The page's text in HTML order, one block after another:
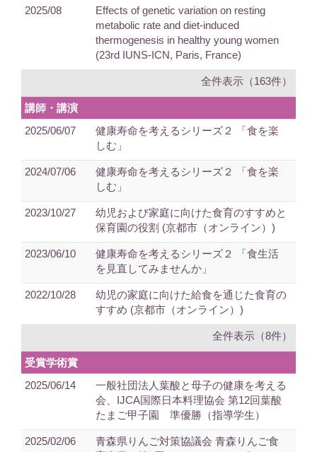
2025/08
Effects of genetic variation on resting
metabolic rate and diet-induced
thermogenesis in healthy young women
(23rd IUNS-ICN, Paris, France)
全件表示（163件）
講師・講演
2025/06/07
健康寿命を考えるシリーズ２ 「食を楽
しむ」
2024/07/06
健康寿命を考えるシリーズ２ 「食を楽
しむ」
2023/10/27
幼児および家庭に向けた食育のすすめと
保育園の役割 (京都市（オンライン）)
2023/06/10
健康寿命を考えるシリーズ２ 「食生活
を見直してみませんか」
2022/10/28
幼児の家庭に向けた給食を通じた食育の
すすめ (京都市（オンライン）)
全件表示（8件）
受賞学術賞
2025/06/14
一般社団法人葉酸と母子の健康を考える
会、IJCA国際日本料理協会 第12回葉酸
たまご甲子園 準優勝（指導学生）
2025/02/06
青森県りんご対策協議会 青森りんご食